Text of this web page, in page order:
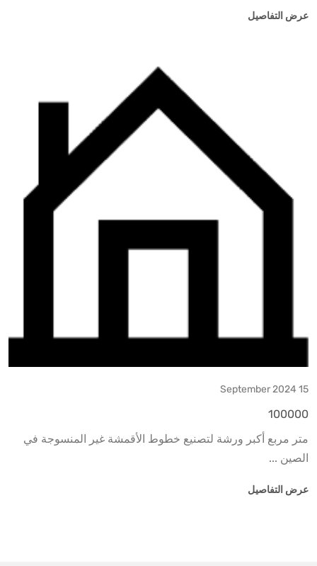
عرض التفاصيل
15 September 2024
100000
متر مربع أكبر ورشة لتصنيع خطوط الأقمشة غير المنسوجة في
الصين ...
عرض التفاصيل